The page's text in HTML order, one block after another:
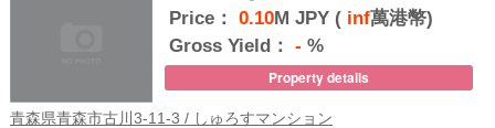
Price： 0.10M JPY (inf萬港幣)
Gross Yield： - %
Property details
青森県青森市古川3-11-3 / しゅろすマンション